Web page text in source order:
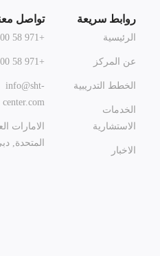
روابط سريعة
الرئيسية
عن المركز
الخطط التدريبية
الخدمات
الاستشارية
الاخبار
تواصل معنا
info@sht-
center.com
الامارات
المتحدة, دبي